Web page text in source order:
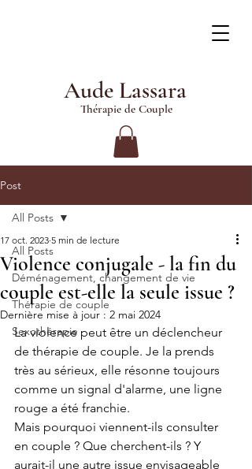
Aude Lassara
Thérapie de Couple
Post
All Posts
Déménagement, changement de vie
Thérapie de couple
Sexothérapie
All Posts
Violence conjugale - la fin du
couple est-elle la seule issue ?
17 oct. 2023 5 min de lecture
Dernière mise à jour : 2 mai 2024
La violence peut être un déclencheur
de thérapie de couple. Je la prends
très au sérieux, elle résonne toujours
comme un signal d'alarme, une ligne
rouge a été franchie.
Mais pourquoi viennent-ils consulter
en couple ? Que cherchent-ils ? Y
aurait-il une autre issue envisageable